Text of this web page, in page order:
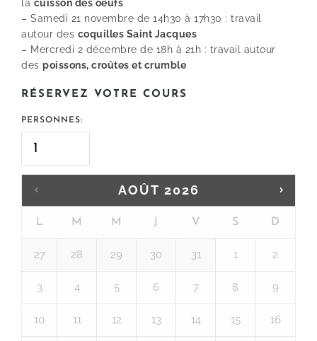
la cuisson des oeufs
– Samedi 21 novembre de 14h30 à 17h30 : travail
autour des coquilles Saint Jacques
– Mercredi 2 décembre de 18h à 21h : travail autour
des poissons, croûtes et crumble
RÉSERVEZ VOTRE COURS
PERSONNES:
AOÛT 2026
L M M J V S D
27 28 29 30 31 1 2
3 4 5 6 7 8 9
10 11 12 13 14 15 16